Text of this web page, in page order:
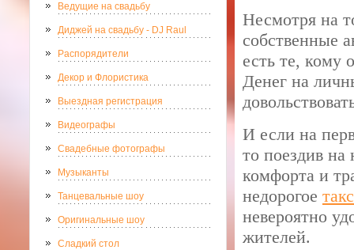
Ведущие на свадьбу
Диджей на свадьбу - DJ Raul
Распорядители
Декор и Флористика
Выездная регистрация
Видеографы
Свадебные фотографы
Музыканты
Танцевальные шоу
Оригинальные шоу
Сладкий стол
Несмотря на
собственные
есть те, кому
Денег на
И если на
то поездив на
комфорта и
недорогое
невероятно
жителей.